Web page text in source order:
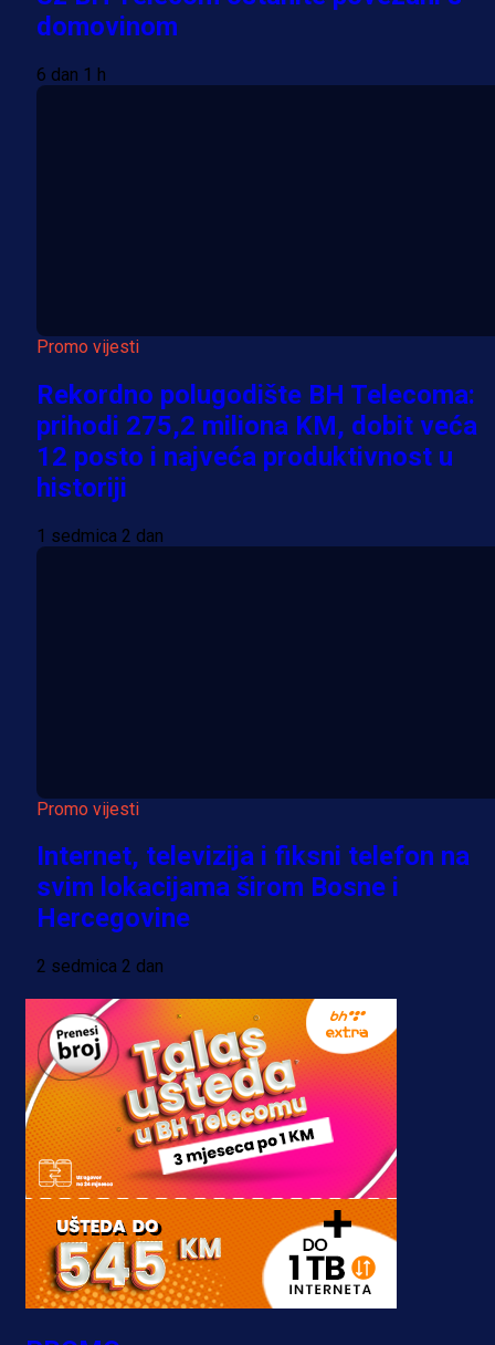
domovinom
6 dan 1 h
Promo vijesti
Rekordno polugodište BH Telecoma:
prihodi 275,2 miliona KM, dobit veća
12 posto i najveća produktivnost u
historiji
1 sedmica 2 dan
Promo vijesti
Internet, televizija i fiksni telefon na
svim lokacijama širom Bosne i
Hercegovine
2 sedmica 2 dan